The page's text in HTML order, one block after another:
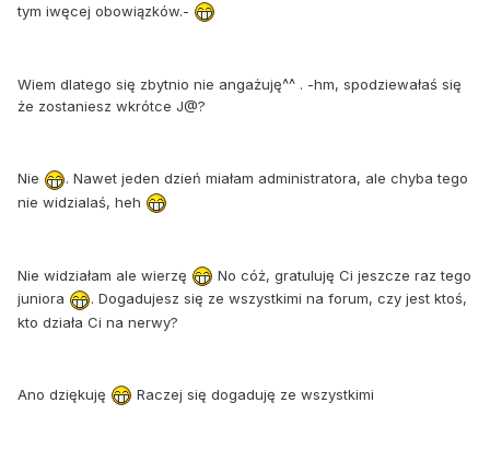
tym iwęcej obowiązków.-
Wiem dlatego się zbytnio nie angażuję^^ . -hm, spodziewałaś się
że zostaniesz wkrótce J@?
Nie
. Nawet jeden dzień miałam administratora, ale chyba tego
nie widzialaś, heh
Nie widziałam ale wierzę
No cóż, gratuluję Ci jeszcze raz tego
juniora
. Dogadujesz się ze wszystkimi na forum, czy jest ktoś,
kto działa Ci na nerwy?
Ano dziękuję Raczej się dogaduję ze wszystkimi